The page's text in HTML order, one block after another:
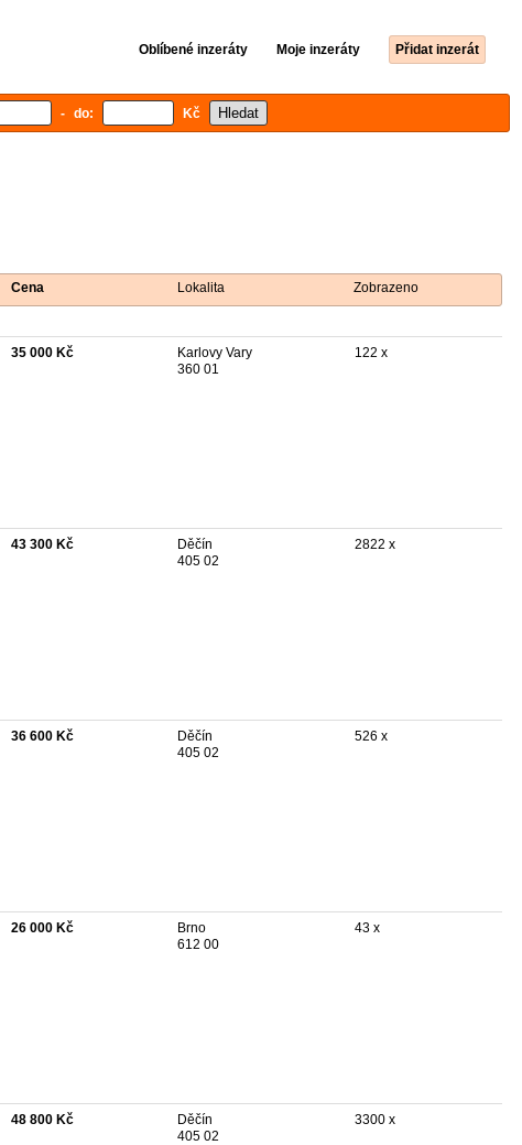
Oblíbené inzeráty Moje inzeráty Přidat inzerát
- do: Kč
Cena Lokalita Zobrazeno
35 000 Kč
Karlovy Vary
360 01
122 x
43 300 Kč
Děčín
405 02
2822 x
36 600 Kč
Děčín
405 02
526 x
26 000 Kč
Brno
612 00
43 x
48 800 Kč
Děčín
405 02
3300 x